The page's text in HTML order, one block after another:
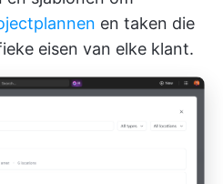
en taken die
eisen van elke klant.